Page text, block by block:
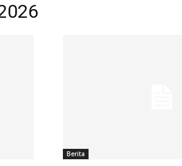
Berita